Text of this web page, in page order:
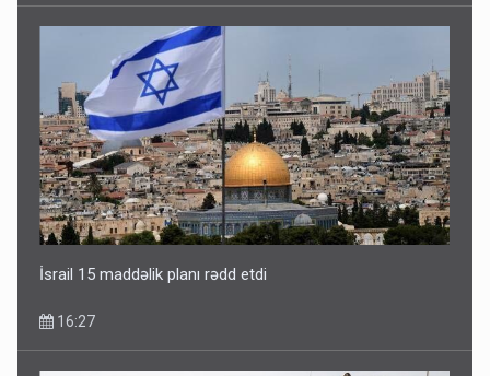
İsrail 15 maddəlik planı rədd etdi
16:27